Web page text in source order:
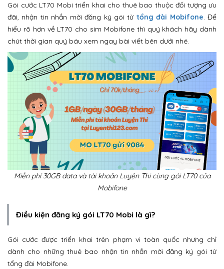
Gói cước LT70 Mobi triển khai cho thuê bao thuộc đối tượng ưu
đãi, nhận tin nhắn mời đăng ký gói từ tổng đài Mobifone. Để
hiểu rõ hơn về LT70 cho sim Mobifone thì quý khách hãy dành
chút thời gian quý báu xem ngay bài viết bên dưới nhé.
Miễn phí 30GB data và tài khoản Luyện Thi cùng gói LT70 của
Mobifone
Điều kiện đăng ký gói LT70 Mobi là gì?
Gói cước được triển khai trên phạm vi toàn quốc nhưng chỉ
dành cho những thuê bao nhận tin nhắn mời đăng ký gói từ
tổng đài Mobifone.